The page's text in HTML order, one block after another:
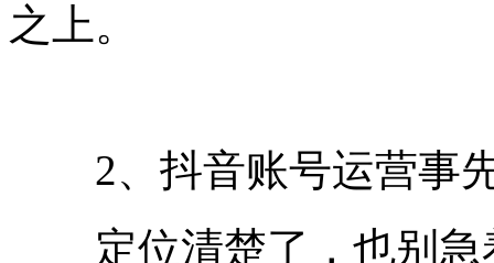
之上。
2、抖音账号运营事
定位清楚了，也别急